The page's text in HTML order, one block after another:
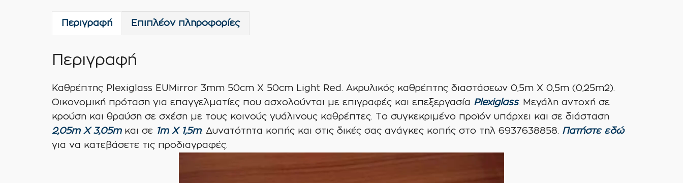
ποσότητα
Περιγραφή Επιπλέον πληροφορίες
Περιγραφή
Καθρέπτης Plexiglass EUMirror 3mm 50cm X 50cm Light Red. Ακρυλικός καθρέπτης διαστάσεων 0,5m X 0,5m (0,25m2).
Οικονομική πρόταση για επαγγελματίες που ασχολούνται με επιγραφές και επεξεργασία Plexiglass. Μεγάλη αντοχή σε
κρούση και θραύση σε σχέση με τους κοινούς γυάλινους καθρέπτες. Το συγκεκριμένο προϊόν υπάρχει και σε διάσταση
2,05m Χ 3,05mκαι σε 1m X 1,5m. Δυνατότητα κοπής και στις δικές σας ανάγκες κοπής στο τηλ 6937638858. Πατήστε εδώ
για να κατεβάσετε τις προδιαγραφές.